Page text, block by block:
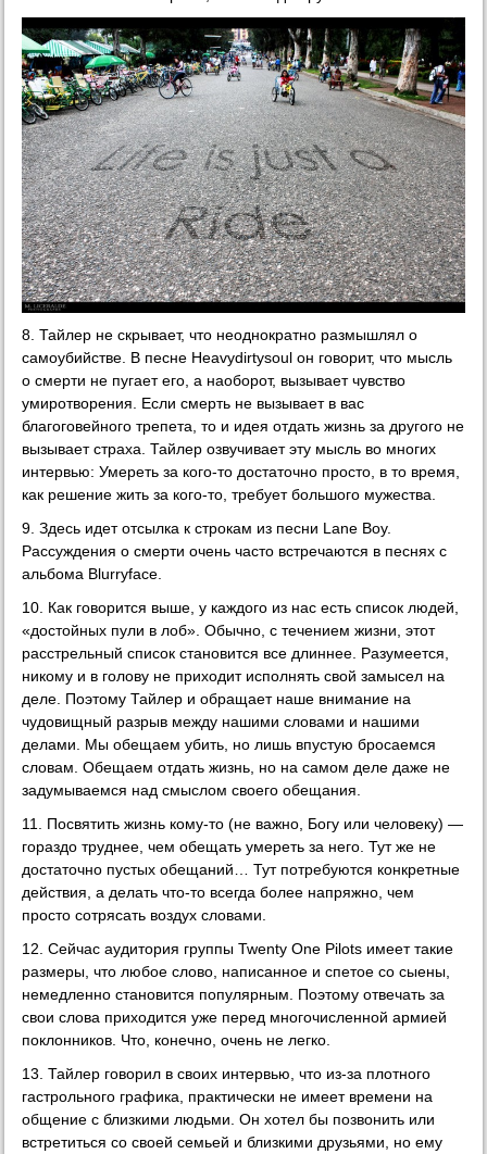
8. Тайлер не скрывает, что неоднократно размышлял о
самоубийстве. В песне Heavydirtysoul он говорит, что мысль
о смерти не пугает его, а наоборот, вызывает чувство
умиротворения. Если смерть не вызывает в вас
благоговейного трепета, то и идея отдать жизнь за другого не
вызывает страха. Тайлер озвучивает эту мысль во многих
интервью: Умереть за кого-то достаточно просто, в то время,
как решение жить за кого-то, требует большого мужества.
9. Здесь идет отсылка к строкам из песни Lane Boy.
Рассуждения о смерти очень часто встречаются в песнях с
альбома Blurryface.
10. Как говорится выше, у каждого из нас есть список людей,
«достойных пули в лоб». Обычно, с течением жизни, этот
расстрельный список становится все длиннее. Разумеется,
никому и в голову не приходит исполнять свой замысел на
деле. Поэтому Тайлер и обращает наше внимание на
чудовищный разрыв между нашими словами и нашими
делами. Мы обещаем убить, но лишь впустую бросаемся
словам. Обещаем отдать жизнь, но на самом деле даже не
задумываемся над смыслом своего обещания.
11. Посвятить жизнь кому-то (не важно, Богу или человеку) —
гораздо труднее, чем обещать умереть за него. Тут же не
достаточно пустых обещаний… Тут потребуются конкретные
действия, а делать что-то всегда более напряжно, чем
просто сотрясать воздух словами.
12. Сейчас аудитория группы Twenty One Pilots имеет такие
размеры, что любое слово, написанное и спетое со сыены,
немедленно становится популярным. Поэтому отвечать за
свои слова приходится уже перед многочисленной армией
поклонников. Что, конечно, очень не легко.
13. Тайлер говорил в своих интервью, что из-за плотного
гастрольного графика, практически не имеет времени на
общение с близкими людьми. Он хотел бы позвонить или
встретиться со своей семьей и близкими друзьями, но ему